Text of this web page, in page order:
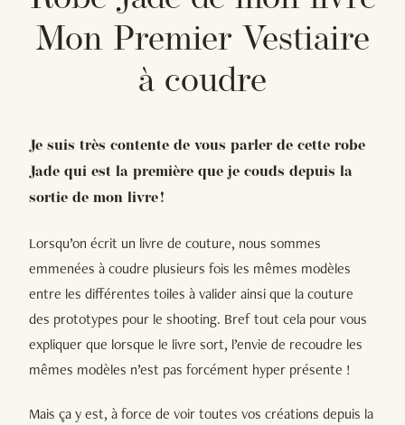
Mon Premier Vestiaire
à coudre
Je suis très contente de vous parler de cette robe
Jade qui est la première que je couds depuis la
sortie de mon livre !
Lorsqu’on écrit un livre de couture, nous sommes
emmenées à coudre plusieurs fois les mêmes modèles
entre les différentes toiles à valider ainsi que la couture
des prototypes pour le shooting. Bref tout cela pour vous
expliquer que lorsque le livre sort, l’envie de recoudre les
mêmes modèles n’est pas forcément hyper présente !
Mais ça y est, à force de voir toutes vos créations depuis la